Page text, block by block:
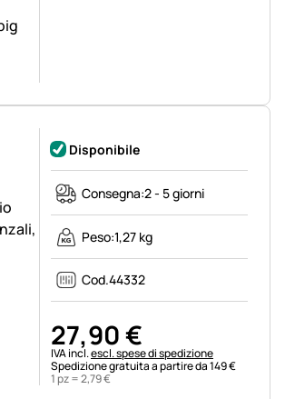
Disponibile
Consegna:2 - 5 giorni
Peso:1,27 kg
Cod.44332
27,90€
Informazioni fiscali:
IVA incl.escl. spese di spedizione
Spedizione gratuita a partire da 149 €
1 pz =2,79€